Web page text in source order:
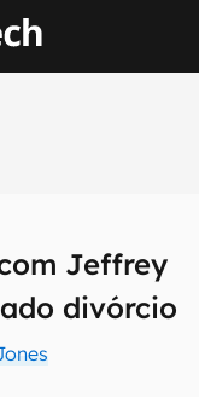
Jeffrey
divórcio
em primeira